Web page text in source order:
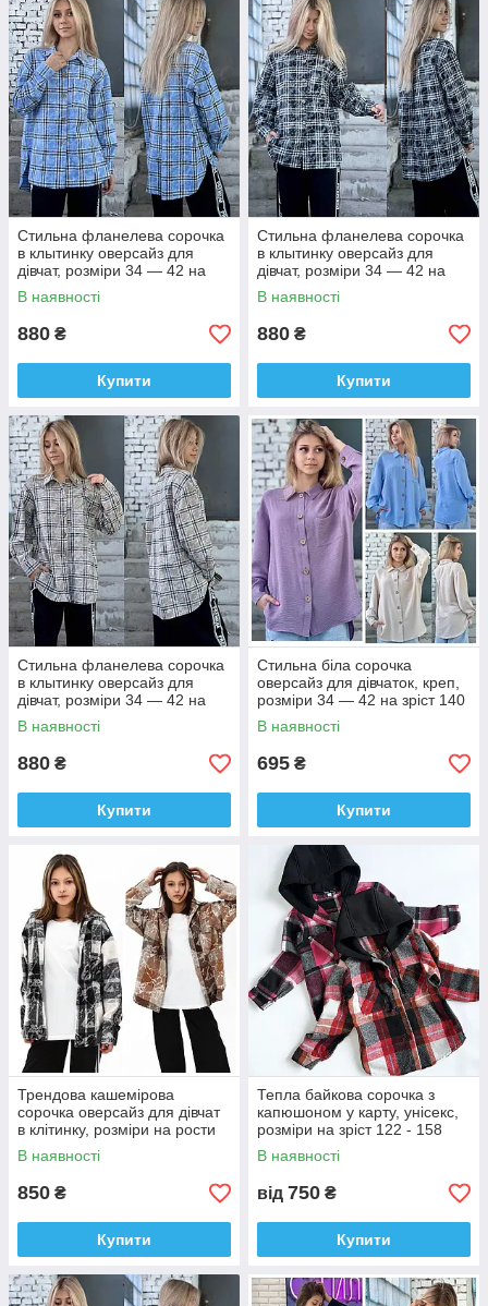
Стильна фланелева сорочка
в клытинку оверсайз для
дівчат, розміри 34 — 42 на
зріст 134 — 160 + відеообзор!
В наявності
880 ₴
Купити
Стильна фланелева сорочка
в клытинку оверсайз для
дівчат, розміри 34 — 42 на
зріст 134 — 160 + відеообзор!
В наявності
880 ₴
Купити
Стильна фланелева сорочка
в клытинку оверсайз для
дівчат, розміри 34 — 42 на
зріст 134 — 160 + відеообзор!
В наявності
880 ₴
Купити
Стильна біла сорочка
оверсайз для дівчаток, креп,
розміри 34 — 42 на зріст 140
— 160 + Відеоогляд!
В наявності
695 ₴
Купити
Трендова кашемірова
сорочка оверсайз для дівчат
в клітинку, розміри на рости
146 - 164
В наявності
850 ₴
Купити
Тепла байкова сорочка з
капюшоном у карту, унісекс,
розміри на зріст 122 - 158
В наявності
від 750 ₴
Купити